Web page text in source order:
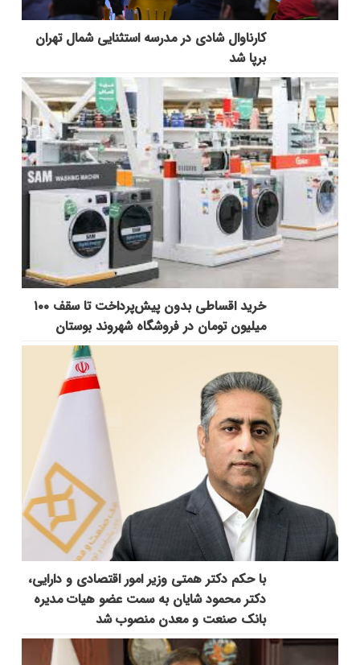
کارناوال شادی در مدرسه استثنایی شمال تهران
برپا شد
خرید اقساطی بدون پیش‌پرداخت تا سقف ۱۰۰
میلیون تومان در فروشگاه شهروند بوستان
با حکم دکتر همتی وزیر امور اقتصادی و دارایی،
دکتر محمود شایان به سمت عضو هیات مدیره
بانک صنعت و معدن منصوب شد